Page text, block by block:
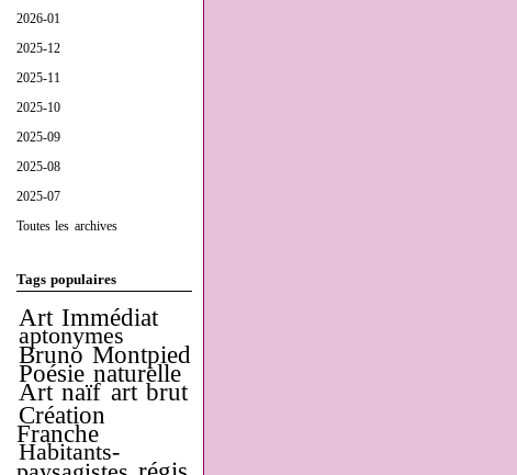
2026-01
2025-12
2025-11
2025-10
2025-09
2025-08
2025-07
Toutes les archives
Tags populaires
Art Immédiat
aptonymes
Bruno Montpied
Poésie naturelle
Art naïf art brut
Création
Franche
Habitants-